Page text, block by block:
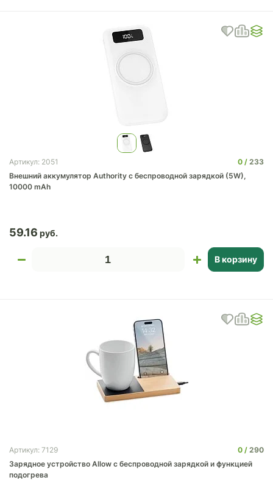
Артикул: 2051 0
233
Внешний аккумулятор Authority с беспроводной зарядкой (5W),
10000 mAh
59.16
В корзину
Артикул: 7129 0
290
Зарядное устройство Allow c беспроводной зарядкой и функцией
подогрева